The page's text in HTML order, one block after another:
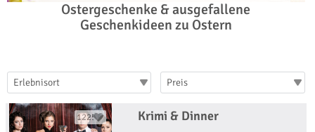
Ostergeschenke & ausgefallene
Geschenkideen zu Ostern
Erlebnisort Preis
1225 Krimi & Dinner